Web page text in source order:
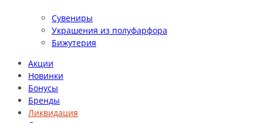
Сувениры
Украшения из полуфарфора
Бижутерия
Акции
Новинки
Бонусы
Бренды
Ликвидация